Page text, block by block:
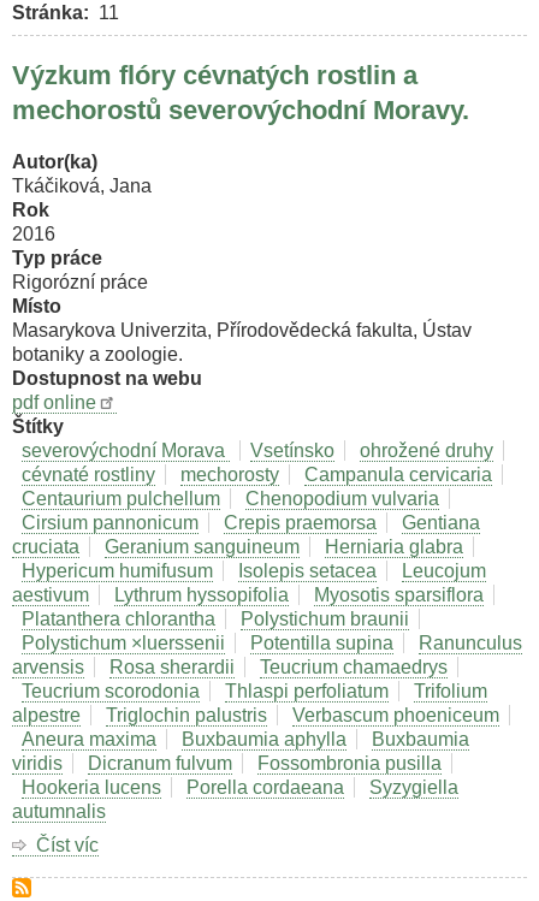
Stránka
11
Výzkum flóry cévnatých rostlin a
mechorostů severovýchodní Moravy.
Autor(ka)
Tkáčiková, Jana
Rok
2016
Typ práce
Rigorózní práce
Místo
Masarykova Univerzita, Přírodovědecká fakulta, Ústav
botaniky a zoologie.
Dostupnost na webu
pdf online
Štítky
severovýchodní Morava
Vsetínsko
ohrožené druhy
cévnaté rostliny
mechorosty
Campanula cervicaria
Centaurium pulchellum
Chenopodium vulvaria
Cirsium pannonicum
Crepis praemorsa
Gentiana
cruciata
Geranium sanguineum
Herniaria glabra
Hypericum humifusum
Isolepis setacea
Leucojum
aestivum
Lythrum hyssopifolia
Myosotis sparsiflora
Platanthera chlorantha
Polystichum braunii
Polystichum ×luerssenii
Potentilla supina
Ranunculus
arvensis
Rosa sherardii
Teucrium chamaedrys
Teucrium scorodonia
Thlaspi perfoliatum
Trifolium
alpestre
Triglochin palustris
Verbascum phoeniceum
Aneura maxima
Buxbaumia aphylla
Buxbaumia
viridis
Dicranum fulvum
Fossombronia pusilla
Hookeria lucens
Porella cordaeana
Syzygiella
autumnalis
Číst víc